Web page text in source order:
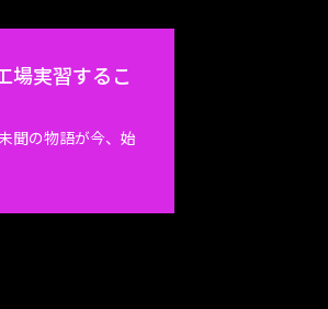
場実習するこ
聞の物語が今、始